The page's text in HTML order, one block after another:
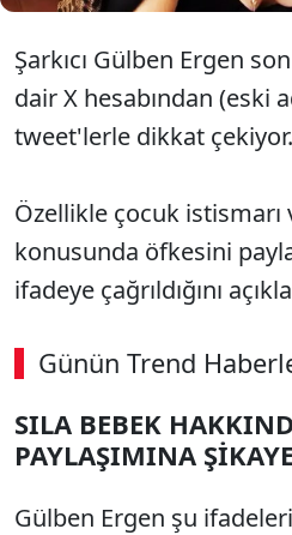
Şarkıcı Gülben Ergen
dair X hesabından (eski
tweet'lerle dikkat çekiyor.
Özellikle çocuk istismarı
konusunda öfkesini
ifadeye çağrıldığını
Günün Trend
SILA BEBEK
PAYLAŞIMINA
Gülben Ergen şu